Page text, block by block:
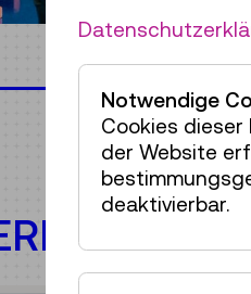
Notwendige
Cookies
der Website
deaktivierbar.